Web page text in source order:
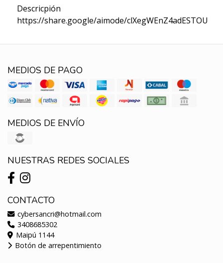
Descricpión
https://share.google/aimode/clXegWEnZ4adESTOU
MEDIOS DE PAGO
MEDIOS DE ENVÍO
NUESTRAS REDES SOCIALES
CONTACTO
cybersancri@hotmail.com
3408685302
Maipú 1144
Botón de arrepentimiento